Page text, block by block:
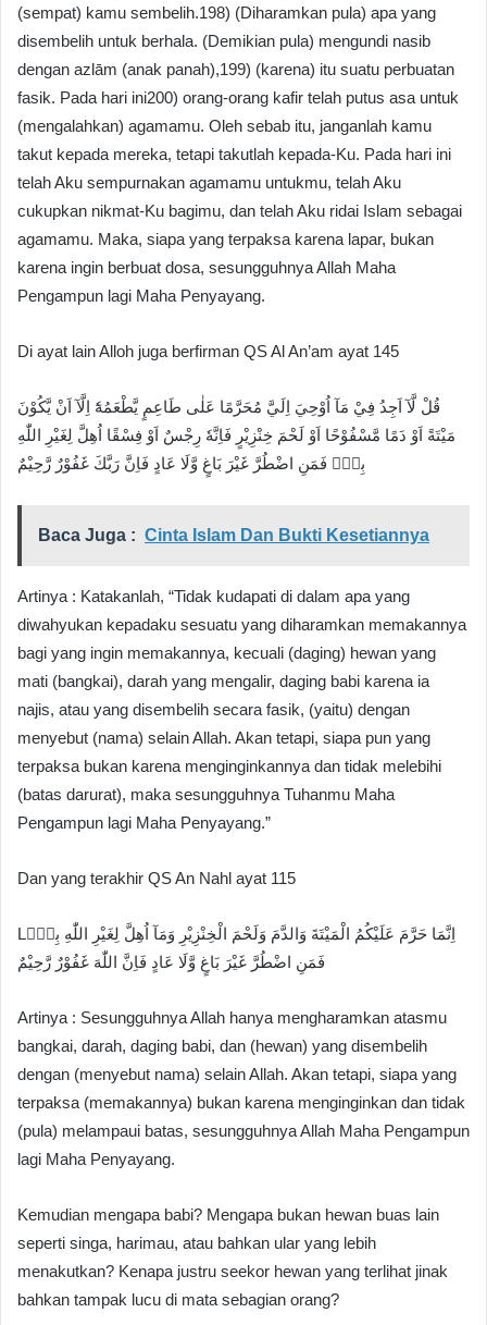
(sempat) kamu sembelih.198) (Diharamkan pula) apa yang
disembelih untuk berhala. (Demikian pula) mengundi nasib
dengan azlām (anak panah),199) (karena) itu suatu perbuatan
fasik. Pada hari ini200) orang-orang kafir telah putus asa untuk
(mengalahkan) agamamu. Oleh sebab itu, janganlah kamu
takut kepada mereka, tetapi takutlah kepada-Ku. Pada hari ini
telah Aku sempurnakan agamamu untukmu, telah Aku
cukupkan nikmat-Ku bagimu, dan telah Aku ridai Islam sebagai
agamamu. Maka, siapa yang terpaksa karena lapar, bukan
karena ingin berbuat dosa, sesungguhnya Allah Maha
Pengampun lagi Maha Penyayang.
Di ayat lain Alloh juga berfirman QS Al An’am ayat 145
قُلْ لَّآ اَجِدُ فِيْ مَآ اُوْحِيَ اِلَيَّ مُحَرَّمًا عَلٰى طَاعِمٍ يَّطْعَمُهٗٓ اِلَّآ اَنْ يَّكُوْنَ
مَيْتَةً اَوْ دَمًا مَّسْفُوْحًا اَوْ لَحْمَ خِنْزِيْرٍ فَاِنَّهٗ رِجْسٌ اَوْ فِسْقًا اُهِلَّ لِغَيْرِ اللّٰهِ
بِهٖۚ فَمَنِ اضْطُرَّ غَيْرَ بَاغٍ وَّلَا عَادٍ فَاِنَّ رَبَّكَ غَفُوْرٌ رَّحِيْمٌ
Baca Juga : Cinta Islam Dan Bukti Kesetiannya
Artinya : Katakanlah, “Tidak kudapati di dalam apa yang
diwahyukan kepadaku sesuatu yang diharamkan memakannya
bagi yang ingin memakannya, kecuali (daging) hewan yang
mati (bangkai), darah yang mengalir, daging babi karena ia
najis, atau yang disembelih secara fasik, (yaitu) dengan
menyebut (nama) selain Allah. Akan tetapi, siapa pun yang
terpaksa bukan karena menginginkannya dan tidak melebihi
(batas darurat), maka sesungguhnya Tuhanmu Maha
Pengampun lagi Maha Penyayang.”
Dan yang terakhir QS An Nahl ayat 115
Lاِنَّمَا حَرَّمَ عَلَيْكُمُ الْمَيْتَةَ وَالدَّمَ وَلَحْمَ الْخِنْزِيْرِ وَمَآ اُهِلَّ لِغَيْرِ اللّٰهِ بِهٖۚ
فَمَنِ اضْطُرَّ غَيْرَ بَاغٍ وَّلَا عَادٍ فَاِنَّ اللّٰهَ غَفُوْرٌ رَّحِيْمٌ
Artinya : Sesungguhnya Allah hanya mengharamkan atasmu
bangkai, darah, daging babi, dan (hewan) yang disembelih
dengan (menyebut nama) selain Allah. Akan tetapi, siapa yang
terpaksa (memakannya) bukan karena menginginkan dan tidak
(pula) melampaui batas, sesungguhnya Allah Maha Pengampun
lagi Maha Penyayang.
Kemudian mengapa babi? Mengapa bukan hewan buas lain
seperti singa, harimau, atau bahkan ular yang lebih
menakutkan? Kenapa justru seekor hewan yang terlihat jinak
bahkan tampak lucu di mata sebagian orang?